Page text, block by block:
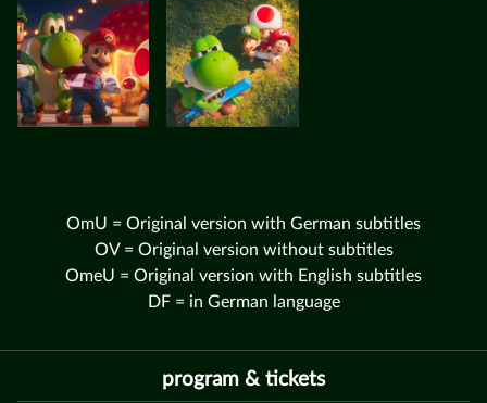
OmU = Original version with German subtitles
OV = Original version without subtitles
OmeU = Original version with English subtitles
DF = in German language
program & tickets